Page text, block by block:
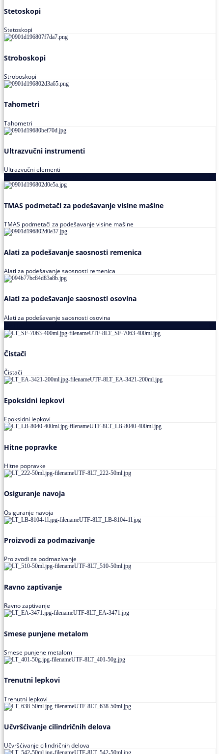
Stetoskopi
Stetoskopi
Stroboskopi
Stroboskopi
Tahometri
Tahometri
Ultrazvučni instrumenti
Ultrazvučni elementi
TMAS podmetači za podešavanje visine mašine
TMAS podmetači za podešavanje visine mašine
Alati za podešavanje saosnosti remenica
Alati za podešavanje saosnosti remenica
Alati za podešavanje saosnosti osovina
Alati za podešavanje saosnosti osovina
Čistači
Čistači
Epoksidni lepkovi
Epoksidni lepkovi
Hitne popravke
Hitne popravke
Osiguranje navoja
Osiguranje navoja
Proizvodi za podmazivanje
Proizvodi za podmazivanje
Ravno zaptivanje
Ravno zaptivanje
Smese punjene metalom
Smese punjene metalom
Trenutni lepkovi
Trenutni lepkovi
Učvršćivanje cilindričnih delova
Učvršćivanje cilindričnih delova